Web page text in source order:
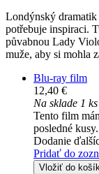
Londýnský dramatik
potřebuje inspiraci.
půvabnou Lady
muže, aby si mohla
Blu-ray film
12,40 €
Na sklade 1 ks
Tento film
posledné
Dodanie
Pridať do
Vložiť do